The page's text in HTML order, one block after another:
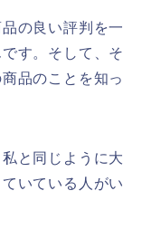
の良い評判を一
す。そして、そ
品のことを知っ
と同じように大
いている人がい